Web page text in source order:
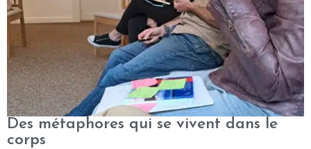
Des métaphores qui se vivent dans le
corps